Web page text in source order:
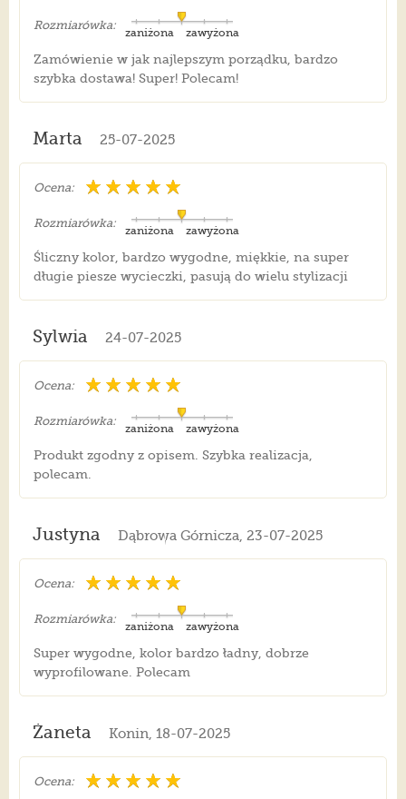
Rozmiarówka:
zawyżona
zaniżona
Zamówienie w jak najlepszym porządku, bardzo
szybka dostawa! Super! Polecam!
Marta 25-07-2025
Ocena:
Rozmiarówka:
zawyżona
zaniżona
Śliczny kolor, bardzo wygodne, miękkie, na super
długie piesze wycieczki, pasują do wielu stylizacji
Sylwia 24-07-2025
Ocena:
Rozmiarówka:
zawyżona
zaniżona
Produkt zgodny z opisem. Szybka realizacja,
polecam.
Justyna Dąbrowa Górnicza, 23-07-2025
Ocena:
Rozmiarówka:
zawyżona
zaniżona
Super wygodne, kolor bardzo ładny, dobrze
wyprofilowane. Polecam
Żaneta Konin, 18-07-2025
Ocena: